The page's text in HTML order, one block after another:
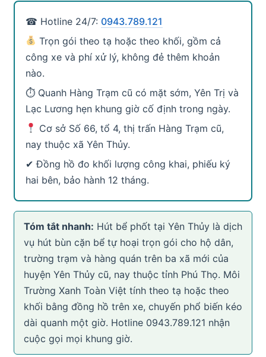
☎ Hotline 24/7: 0943.789.121
Trọn gói theo tạ hoặc theo khối, gồm cả
công xe và phí xử lý, không đẻ thêm khoản
nào.
⏱ Quanh Hàng Trạm cũ có mặt sớm, Yên Trị và
Lạc Lương hẹn khung giờ cố định trong ngày.
Cơ sở Số 66, tổ 4, thị trấn Hàng Trạm cũ,
nay thuộc xã Yên Thủy.
✔ Đồng hồ đo khối lượng công khai, phiếu ký
hai bên, bảo hành 12 tháng.
Tóm tắt nhanh: Hút bể phốt tại Yên Thủy là dịch
vụ hút bùn cặn bể tự hoại trọn gói cho hộ dân,
trường trạm và hàng quán trên ba xã mới của
huyện Yên Thủy cũ, nay thuộc tỉnh Phú Thọ. Môi
Trường Xanh Toàn Việt tính theo tạ hoặc theo
khối bằng đồng hồ trên xe, chuyến phổ biến kéo
dài quanh một giờ. Hotline 0943.789.121 nhận
cuộc gọi mọi khung giờ.